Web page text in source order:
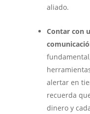
aliado.
Contar con
alertar en
recuerda
dinero y